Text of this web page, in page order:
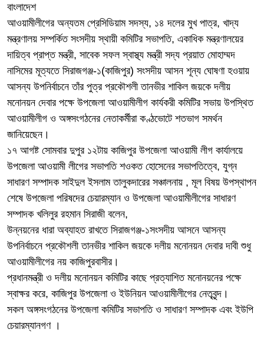
বাংলাদেশ
আওয়ামীলীগের অন্যতম প্রেসিডিয়াম সদস্য, ১৪ দলের মুখ পাত্র, খাদ্য
মন্ত্রণালয় সম্পর্কিত সংসদীয় স্থায়ী কমিটির সভাপতি, একাধিক মন্ত্রণালয়ের
দায়িত্ব প্রাপ্ত মন্ত্রী, সাবেক সফল স্বাস্থ্য মন্ত্রী সদ্য প্রয়াত মোহাম্মদ
নাসিমের মূত্যতে সিরাজগঞ্জ-১(কাজিপুর) সংসদীয় আসন শূন্য ঘোষণা হওয়ায়
আসন্য উপনির্বাচনে তাঁর পুত্র প্রকৌশলী তানভীর শাকিল জয়কে দলীয়
মনোনয়ন দেবার পক্ষে উপজেলা আওয়ামীলীগ কার্যকরী কমিটির সভায় উপস্থিত
আওয়ামীলীগ ও অঙ্গসংগঠনের নেতাকর্মীরা কণ্ঠভোটে শতভাগ সমর্থন
জানিয়েছেন।
১৭ আগষ্ট সোমবার দুপুর ১২টায় কাজিপুর উপজেলা আওয়ামী লীগ কার্যালয়ে
উপজেলা আওয়ামী লীগের সভাপতি শওকত হোসেনের সভাপতিত্বে, যুগ্ন
সাধারণ সম্পাদক সাইদুল ইসলাম তালুকদারের সঞ্চালনায় , মূল বিষয় উপস্থাপন
শেষে উপজেলা পরিষদের চেয়ারম্যান ও উপজেলা আওয়ামীলীগের সাধারণ
সম্পাদক খলিলুর রহমান সিরাজী বলেন,
উন্নয়নের ধারা অব্যাহত রাখতে সিরাজগঞ্জ-১সংসদীয় আসনে আসন্য
উপনির্বাচনে প্রকৌশলী তানভীর শাকিল জয়কে দলীয় মনোনয়ন দেবার দাবী শুধু
আওয়ামীলীগের নয় কাজিপুরবাসীর।
প্রধানমন্ত্রী ও দলীয় মনোনয়ন কমিটির কাছে প্রত্যাশিত মনোনয়নের পক্ষে
স্বাক্ষর করে, কাজিপুর উপজেলা ও ইউনিয়ন আওয়ামীলীগের নেতৃবৃন্দ।
সকল অঙ্গসংগঠনের উপজেলা কমিটির সভাপতি ও সাধারণ সম্পাদক এবং ইউপি
চেয়ারম্যানগণ ।